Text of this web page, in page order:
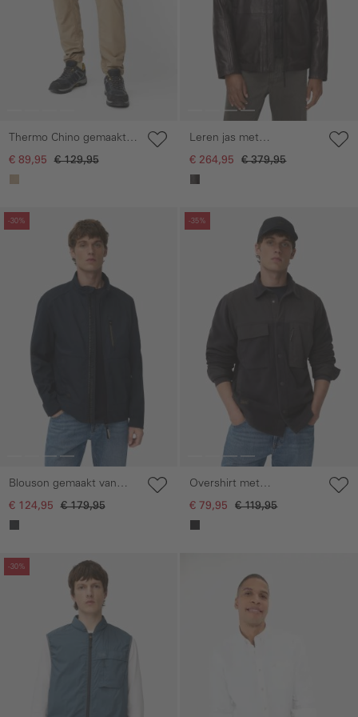
Thermo Chino gemaakt
van puur katoen met
€ 89,95 € 129,95
Leren jas met
gewatteerde voering
€ 264,95 € 379,95
-30%
overslaan
Blouson gemaakt van
puur polyester
€ 124,95 € 179,95
-35%
Galerie overslaan
Overshirt met
overhemdkraag
€ 79,95 € 119,95
-30%
overslaan